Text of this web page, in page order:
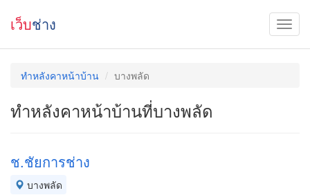
เว็บช่าง
ทําหลังคาหน้าบ้าน บางพลัด
ทําหลังคาหน้าบ้านที่บางพลัด
ช.ชัยการช่าง
บางพลัด